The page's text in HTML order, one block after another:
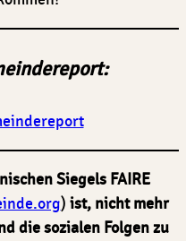
Siegels FAIRE
) ist, nicht mehr
die sozialen Folgen zu